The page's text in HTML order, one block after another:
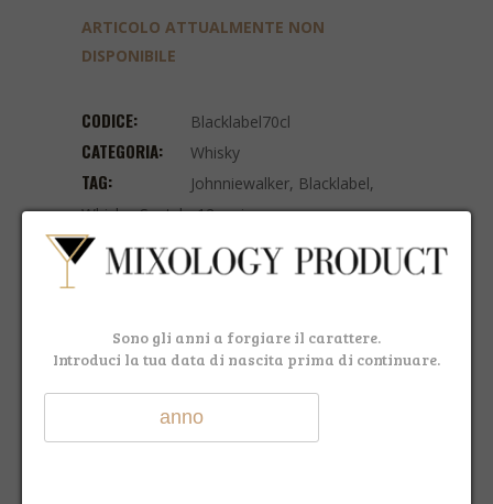
ARTICOLO ATTUALMENTE NON
DISPONIBILE
CODICE: Blacklabel70cl
CATEGORIA: Whisky
TAG: Johnniewalker, Blacklabel,
Whisky,Scotch,12anni
FacebookWhatsAppTelegram
Email Share
DESCRIZIONE
Sono gli anni a forgiare il carattere.
Introduci la tua data di nascita prima di continuare.